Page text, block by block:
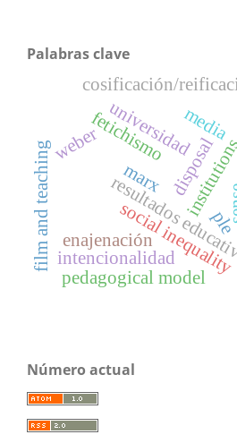
Palabras clave
universidad
fetichismo
resultados
social inequality
weber disposal
enajenación
cosificación/
marx
media
film and teaching
pedagogical model
intencionalidad
Número actual